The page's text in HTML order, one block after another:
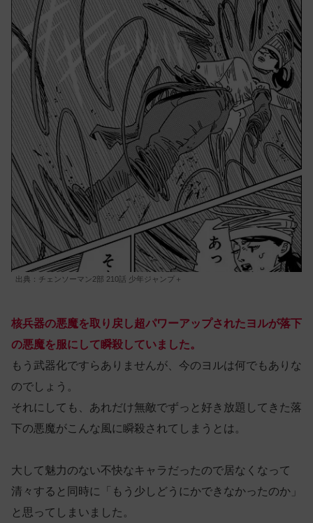
出典：チェンソーマン2部 210話 少年ジャンプ＋
核兵器の悪魔を取り戻し超パワーアップされたヨルが落下
の悪魔を服にして瞬殺していました。
もう武器化ですらありませんが、今のヨルは何でもありな
のでしょう。
それにしても、あれだけ無敵でずっと好き放題してきた落
下の悪魔がこんな風に瞬殺されてしまうとは。
大して魅力のない不快なキャラだったので居なくなって
清々すると同時に「もう少しどうにかできなかったのか」
と思ってしまいました。